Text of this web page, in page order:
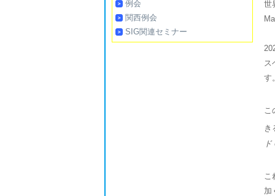
例会
関西例会
SIG関連セミナー
世
ス
す
こ
き
ド
こ
加